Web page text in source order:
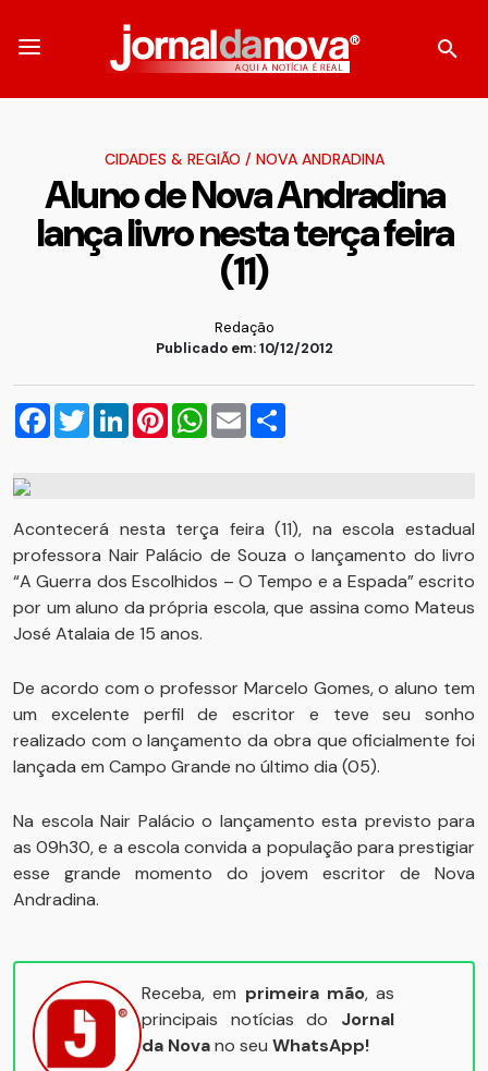
CIDADES & REGIÃO / NOVA ANDRADINA
Aluno de Nova Andradina
lança livro nesta terça feira
(11)
Redação
Publicado em: 10/12/2012
Facebook
TwitterLinkedInPinterestWhatsApp
Email
Acontecerá nesta terça feira (11), na escola estadual
professora Nair Palácio de Souza o lançamento do livro
“A Guerra dos Escolhidos – O Tempo e a Espada” escrito
por um aluno da própria escola, que assina como Mateus
José Atalaia de 15 anos.
De acordo com o professor Marcelo Gomes, o aluno tem
um excelente perfil de escritor e teve seu sonho
realizado com o lançamento da obra que oficialmente foi
lançada em Campo Grande no último dia (05).
Na escola Nair Palácio o lançamento esta previsto para
as 09h30, e a escola convida a população para prestigiar
esse grande momento do jovem escritor de Nova
Andradina.
Receba, em primeira mão, as
principais notícias do Jornal
da Novano seu WhatsApp!